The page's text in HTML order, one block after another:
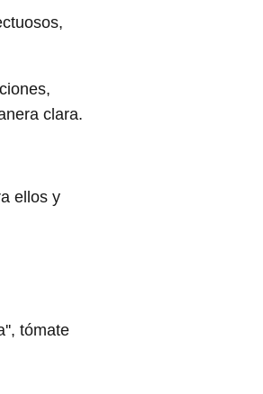
clara.
ellos y
tómate